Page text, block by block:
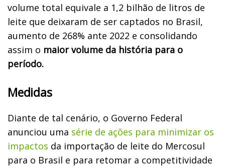
volume total equivale a 1,2 bilhão de litros de
leite que deixaram de ser captados no Brasil,
aumento de 268% ante 2022 e consolidando
assim o maior volume da história para o
período.
Medidas
Diante de tal cenário, o Governo Federal
anunciou uma série de ações para minimizar os
impactos da importação de leite do Mercosul
para o Brasil e para retomar a competitividade